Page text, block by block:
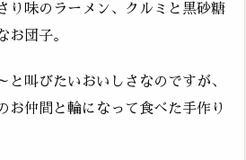
り味のラーメン、クルミと黒砂糖
お団子。
と叫びたいおいしさなのですが、
お仲間と輪になって食べた手作り